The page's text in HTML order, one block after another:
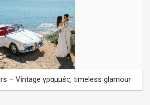
– Vintage γραμμές, timeless glamour